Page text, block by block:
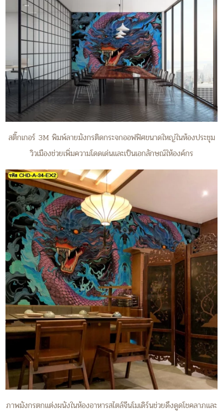
สติ๊กเกอร์ 3M พิมพ์ลายมังกรติดกระจกออฟฟิศขนาดใหญ่ในห้องประชุม
วิวเมืองช่วยเพิ่มความโดดเด่นและเป็นเอกลักษณ์ให้องค์กร
ภาพมังกรตกแต่งผนังในห้องอาหารสไตล์จีนโมเดิร์นช่วยดึงดูดโชคลาภและ